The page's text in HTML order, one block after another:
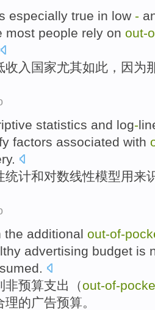
especially true in low -
most people rely on out-
收入 国家尤其如此 ， 因为
statistics and log-
factors associated with
.
统计和对数线性模型用来
the additional out-of-
advertising budget is
非预算支出（out-of-
理的广告预算。